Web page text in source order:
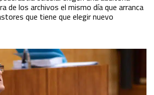
de los archivos el mismo día que arranca
que tiene que elegir nuevo